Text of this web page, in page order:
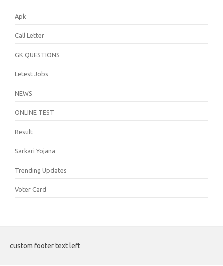
Apk
Call Letter
GK QUESTIONS
Letest Jobs
NEWS
ONLINE TEST
Result
Sarkari Yojana
Trending Updates
Voter Card
custom footer text left